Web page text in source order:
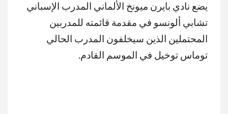
يضع نادي بايرن ميونخ الألماني المدرب الإسباني
تشابي ألونسو في مقدمة قائمته للمدربين
المحتملين الذين سيخلفون المدرب الحالي
توماس توخيل في الموسم القادم.